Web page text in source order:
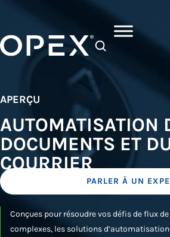
APERÇU
AUTOMATISATION
DOCUMENTS ET
COURRIER
PARLER À UN
Conçues pour résoudre vos défis de flux
complexes, les solutions d’automatisation